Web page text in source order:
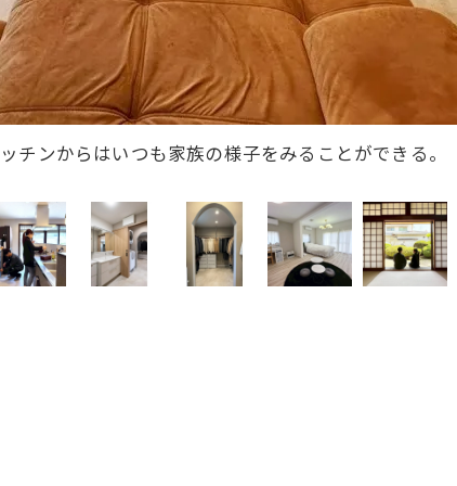
つづく廊下を抜けるとキッチン・ダイニングへと繋